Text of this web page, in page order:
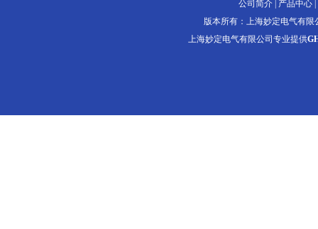
公司简介 产品中心
版本所有：上海妙定电气有
上海妙定电气有限公司专业提供